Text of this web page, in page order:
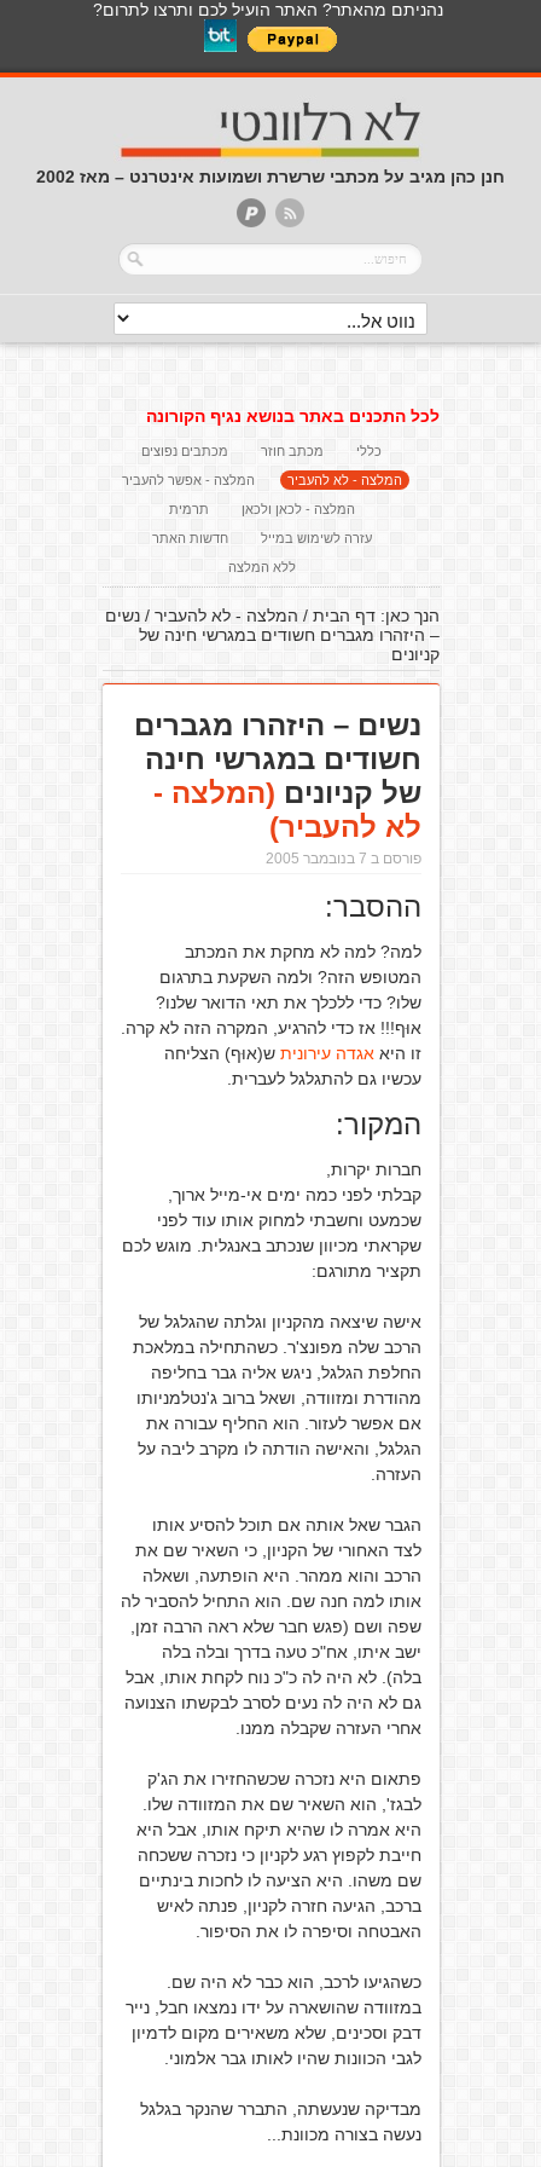
נהניתם מהאתר? האתר הועיל לכם ותרצו לתרום?
חנן כהן מגיב על מכתבי שרשרת ושמועות אינטרנט – מאז 2002
לכל התכנים באתר בנושא נגיף הקורונה
כללי מכתב חוזר
מכתבים נפוצים
המלצה - לא להעביר
המלצה - אפשר להעביר
המלצה - לכאן ולכאן
תרמית
עזרה לשימוש במייל
חדשות האתר
ללא המלצה
הנך כאן:דף הבית / המלצה - לא להעביר /נשים
– היזהרו מגברים חשודים במגרשי חינה של
קניונים
נשים – היזהרו מגברים
חשודים במגרשי חינה
של קניונים (המלצה -
לא להעביר)
פורסם ב 7 בנובמבר 2005
ההסבר:
למה? למה לא מחקת את המכתב
המטופש הזה? ולמה השקעת בתרגום
שלו? כדי ללכלך את תאי הדואר שלנו?
אוּף!!! אז כדי להרגיע, המקרה הזה לא קרה.
זו היאאגדה עירונית ש(אוּף) הצליחה
עכשיו גם להתגלגל לעברית.
המקור:
חברות יקרות,
קבלתי לפני כמה ימים אי-מייל ארוך,
שכמעט וחשבתי למחוק אותו עוד לפני
שקראתי מכיוון שנכתב באנגלית. מוגש לכם
תקציר מתורגם:
אישה שיצאה מהקניון וגלתה שהגלגל של
הרכב שלה מפונצ'ר. כשהתחילה במלאכת
החלפת הגלגל, ניגש אליה גבר בחליפה
מהודרת ומזוודה, ושאל ברוב ג'נטלמניותו
אם אפשר לעזור. הוא החליף עבורה את
הגלגל, והאישה הודתה לו מקרב ליבה על
העזרה.
הגבר שאל אותה אם תוכל להסיע אותו
לצד האחורי של הקניון, כי השאיר שם את
הרכב והוא ממהר. היא הופתעה, ושאלה
אותו למה חנה שם. הוא התחיל להסביר לה
שפה ושם (פגש חבר שלא ראה הרבה זמן,
ישב איתו, אח"כ טעה בדרך ובלה בלה
בלה). לא היה לה כ"כ נוח לקחת אותו, אבל
גם לא היה לה נעים לסרב לבקשתו הצנועה
אחרי העזרה שקבלה ממנו.
פתאום היא נזכרה שכשהחזירו את הג'ק
לבגז', הוא השאיר שם את המזוודה שלו.
היא אמרה לו שהיא תיקח אותו, אבל היא
חייבת לקפוץ רגע לקניון כי נזכרה ששכחה
שם משהו. היא הציעה לו לחכות בינתיים
ברכב, הגיעה חזרה לקניון, פנתה לאיש
האבטחה וסיפרה לו את הסיפור.
כשהגיעו לרכב, הוא כבר לא היה שם.
במזוודה שהושארה על ידו נמצאו חבל, נייר
דבק וסכינים, שלא משאירים מקום לדמיון
לגבי הכוונות שהיו לאותו גבר אלמוני.
מבדיקה שנעשתה, התברר שהנקר בגלגל
נעשה בצורה מכוונת...